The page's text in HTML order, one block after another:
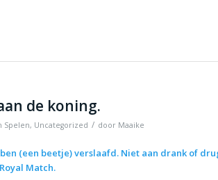
de koning.
Spelen, Uncategorized / door Maaike
(een beetje) verslaafd. Niet aan drank of
Match.